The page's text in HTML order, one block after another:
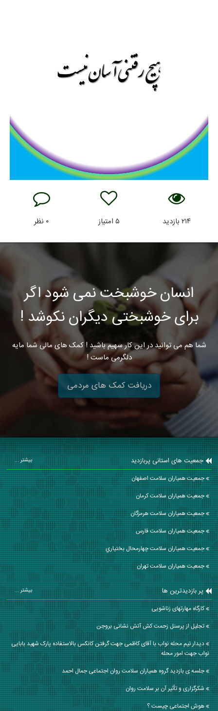
۲۱۴ بازدید ۵ امتیاز ۰ نظر
انسان خوشبخت نمی شود اگر
برای خوشبختی دیگران نکوشد !
شما هم می توانید در این کار سهیم باشید ! کمک های مالی شما مایه
دلگرمی ماست !
دریافت کمک های مردمی
جمعیت های استانی پربازدید بیشتر ...
جمعیت همیاران سلامت اصفهان
جمعیت همیاران سلامت كرمان
جمعیت همیاران سلامت هرمزگان
جمعیت همیاران سلامت فارس
جمعیت همیاران سلامت چهارمحال بختياري
جمعیت همیاران سلامت تهران
پر بازدیدترین ها بیشتر ...
کارگاه مهارتهای زناشویی
تجلیل از پرسنل زحمت کش آتش نشانی بروجن
دیدار تیم محله نواب با آقای کاظمی جهت گرفتن کانکس بالاستفاده پارک شهید بابایی
نواب جهت امور محله
جلسه ی بازدید گروه همیاران سلامت روان اجتماعی جمال احمد
شکرگزاری و تأثیر آن بر سلامت روان
هوش اجتماعی چیست ؟